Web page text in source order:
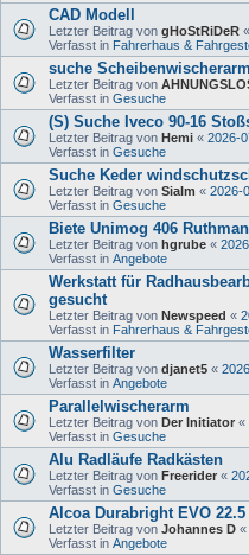
CAD Modell
Letzter Beitrag von gHoStRiDeR «
Verfasst in Fahrerhaus &
suche
Letzter Beitrag von
Verfasst in Gesuche
(S) Suche Iveco 90-16
Letzter Beitrag von Hemi « 2026-
Verfasst in Gesuche
Suche Keder
Letzter Beitrag von Sialm « 2026-
Verfasst in Gesuche
Biete Unimog 406
Letzter Beitrag von hgrube «
Verfasst in Angebote
Werkstatt für
gesucht
Letzter Beitrag von Newspeed «
Verfasst in Fahrerhaus &
Wasserfilter
Letzter Beitrag von djanet5 «
Verfasst in Angebote
Parallelwischerarm
Letzter Beitrag von Der Initiator «
Verfasst in Gesuche
Alu Radläufe Radkästen
Letzter Beitrag von Freerider «
Verfasst in Gesuche
Alcoa Durabright EVO
Letzter Beitrag von Johannes D «
Verfasst in Angebote